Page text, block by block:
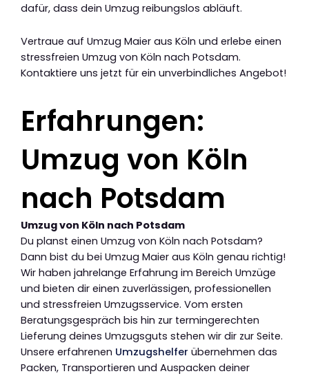
dafür, dass dein Umzug reibungslos abläuft.
Vertraue auf Umzug Maier aus Köln und erlebe einen
stressfreien Umzug von Köln nach Potsdam.
Kontaktiere uns jetzt für ein unverbindliches Angebot!
Erfahrungen:
Umzug von Köln
nach Potsdam
Umzug von Köln nach Potsdam
Du planst einen Umzug von Köln nach Potsdam?
Dann bist du bei Umzug Maier aus Köln genau richtig!
Wir haben jahrelange Erfahrung im Bereich Umzüge
und bieten dir einen zuverlässigen, professionellen
und stressfreien Umzugsservice. Vom ersten
Beratungsgespräch bis hin zur termingerechten
Lieferung deines Umzugsguts stehen wir dir zur Seite.
Unsere erfahrenen Umzugshelfer übernehmen das
Packen, Transportieren und Auspacken deiner